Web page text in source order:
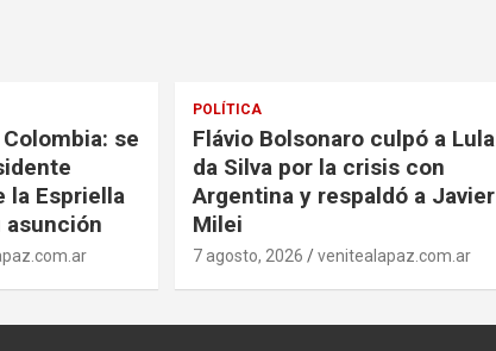
se
la Espriella
asunción
POLÍTICA
Flávio Bolsonaro culpó a Lula
da Silva por la crisis con
Argentina y respaldó a Javier
Milei
7 agosto, 2026 venitealapaz.com.ar